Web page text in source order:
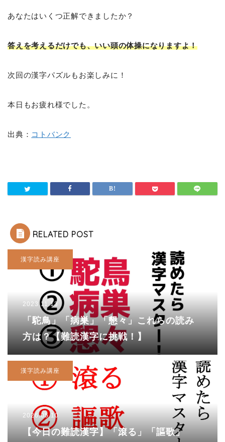
あなたはいくつ正解できましたか？
答えを考えるだけでも、いい頭の体操になりますよ！
次回の漢字パズルもお楽しみに！
本日もお疲れ様でした。
出典： コトバンク
RELATED POST
漢字読み講座
2023.11.13
「駝鳥」「病巣」「懇々」これらの読み
方は？【難読漢字に挑戦！】
漢字読み講座
2026.05.10
【今日の難読漢字】「滾る」「謳歌」